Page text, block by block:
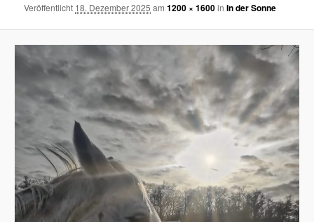
Veröffentlicht 18. Dezember 2025 am1200 × 1600inIn der Sonne